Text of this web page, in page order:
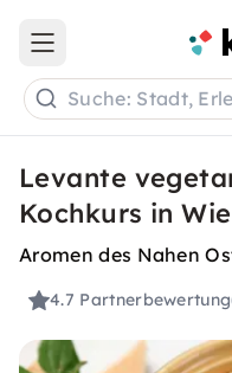
Open main menu
Suche: Stadt,
Levante
Kochkurs in
Aromen des Nahen
4.7 Partnerbewertung